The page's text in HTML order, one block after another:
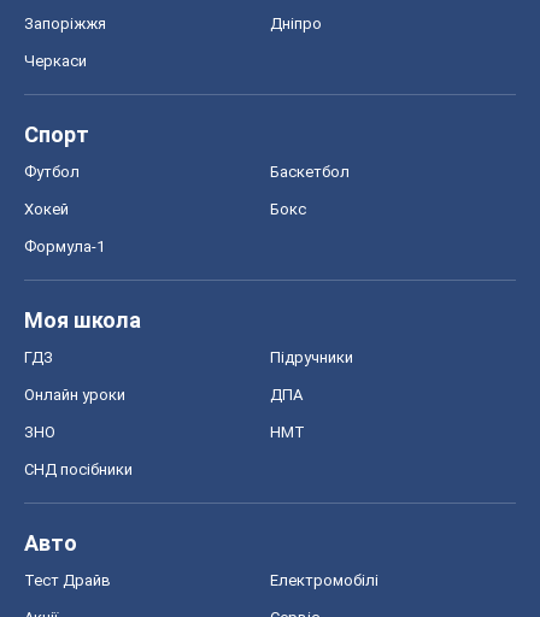
Запоріжжя Дніпро
Черкаси
Спорт
Футбол Баскетбол
Хокей Бокс
Формула-1
Моя школа
ГДЗ Підручники
Онлайн уроки ДПА
ЗНО НМТ
СНД посібники
Авто
Тест Драйв Електромобілі